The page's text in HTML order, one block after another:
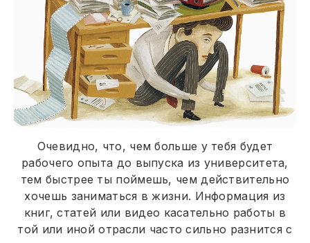
Очевидно, что, чем больше у тебя будет
рабочего опыта до выпуска из университета,
тем быстрее ты поймешь, чем действительно
хочешь заниматься в жизни. Информация из
книг, статей или видео касательно работы в
той или иной отрасли часто сильно разнится с